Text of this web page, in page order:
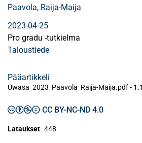
Paavola, Raija-Maija
2023-04-25
Pro gradu -tutkielma
Taloustiede
Pääartikkeli
Uwasa_2023_Paavola_Raija-Maija.pdf -
CC BY-NC-ND 4.0
Lataukset 448